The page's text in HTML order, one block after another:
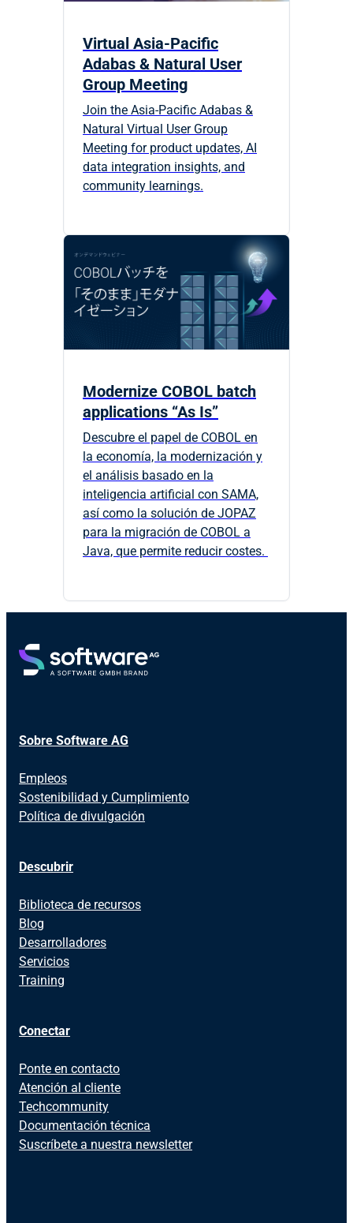
Virtual Asia-Pacific
Adabas & Natural User
Group Meeting
Join the Asia-Pacific Adabas &
Natural Virtual User Group
Meeting for product updates, AI
data integration insights, and
community learnings.
Modernize COBOL batch
applications “As Is”
Descubre el papel de COBOL en
la economía, la modernización y
el análisis basado en la
inteligencia artificial con SAMA,
así como la solución de JOPAZ
para la migración de COBOL a
Java, que permite reducir costes.
Sobre Software AG
Empleos
Sostenibilidad y Cumplimiento
Política de divulgación
Descubrir
Biblioteca de recursos
Blog
Desarrolladores
Servicios
Training
Conectar
Ponte en contacto
Atención al cliente
Techcommunity
Documentación técnica
Suscríbete a nuestra newsletter